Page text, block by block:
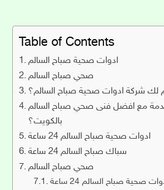
Table of Contents
ادوات صحية صباح السالم
صحي صباح السالم
لك شركة ادوات صحية صباح السالم؟
مع افضل فنى صحي صباح السالم
بالكويت؟
ادوات صحية صباح السالم 24 ساعة
سباك صباح السالم 24 ساعة
صحي صباح السالم
صحية صباح السالم 24 ساعة